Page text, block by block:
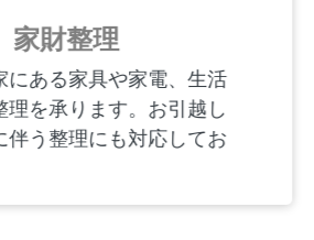
家財整理
にある家具や家電、生活
理を承ります。お引越し
伴う整理にも対応してお